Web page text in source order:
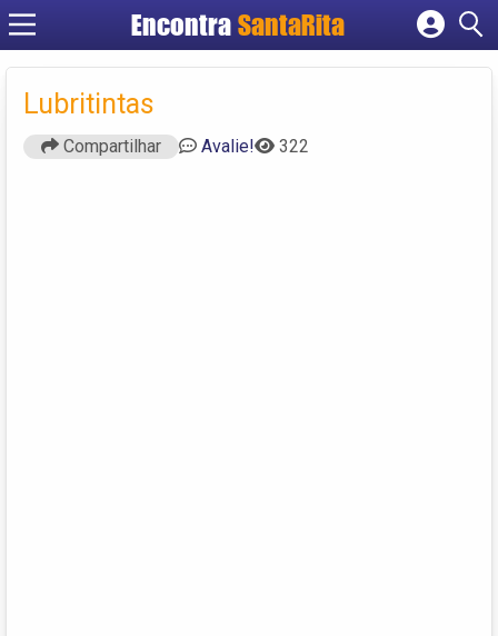
EncontraSantaRita
Cadastrar empresa
Lubritintas
Compartilhar Avalie! 322